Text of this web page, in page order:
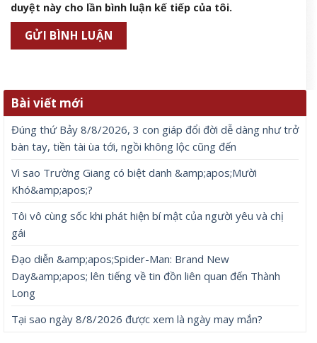
duyệt này cho lần bình luận kế tiếp của tôi.
Bài viết mới
Đúng thứ Bảy 8/8/2026, 3 con giáp đổi đời dễ dàng như trở
bàn tay, tiền tài ùa tới, ngồi không lộc cũng đến
Vì sao Trường Giang có biệt danh &amp;apos;Mười
Khó&amp;apos;?
Tôi vô cùng sốc khi phát hiện bí mật của người yêu và chị
gái
Đạo diễn &amp;apos;Spider-Man: Brand New
Day&amp;apos; lên tiếng về tin đồn liên quan đến Thành
Long
Tại sao ngày 8/8/2026 được xem là ngày may mắn?